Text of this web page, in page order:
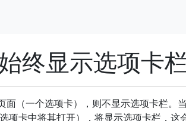
终显示选项卡
面（一个选项卡），则不显示选项卡栏。
项卡中将其打开），将显示选项卡栏，这